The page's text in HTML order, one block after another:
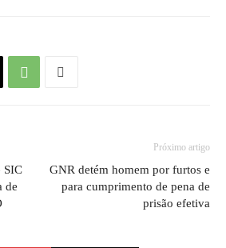
SIC
de
Próximo artigo
GNR detém homem por furtos e
para cumprimento de pena de
prisão efetiva